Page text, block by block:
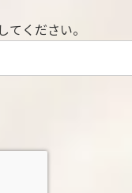
てください。